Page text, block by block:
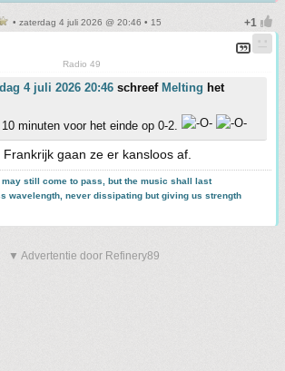
• zaterdag 4 juli 2026 @ 20:46 • 15
Radio 49
4 juli 2026 20:46 schreef Melting het
minuten voor het einde op 0-2.
gaan ze er kansloos af.
may still come to pass, but the music shall last
wavelength, never dissipating but giving us strength
▼ Advertentie door Refinery89